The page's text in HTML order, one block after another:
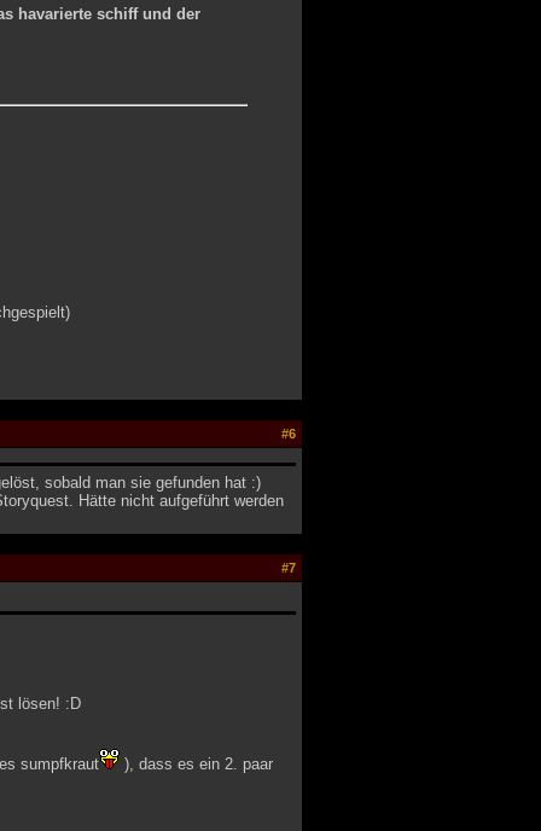
havarierte schiff und der
#6
sobald man sie gefunden hat :)
Hätte nicht aufgeführt werden
#7
lösen! :D
sumpfkraut ), dass es ein 2. paar